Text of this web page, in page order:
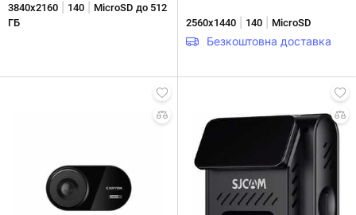
3840х2160
140
MicroSD до 512
ГБ
2560х1440 140 MicroSD
Безкоштовна доставка